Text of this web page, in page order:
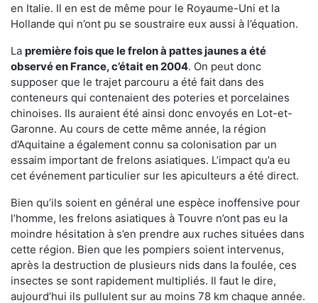
en Italie. Il en est de même pour le Royaume-Uni et la
Hollande qui n’ont pu se soustraire eux aussi à l’équation.
La première fois que le frelon à pattes jaunes a été
observé en France, c’était en 2004. On peut donc
supposer que le trajet parcouru a été fait dans des
conteneurs qui contenaient des poteries et porcelaines
chinoises. Ils auraient été ainsi donc envoyés en Lot-et-
Garonne. Au cours de cette même année, la région
d’Aquitaine a également connu sa colonisation par un
essaim important de frelons asiatiques. L’impact qu’a eu
cet événement particulier sur les apiculteurs a été direct.
Bien qu’ils soient en général une espèce inoffensive pour
l’homme, les frelons asiatiques à Touvre n’ont pas eu la
moindre hésitation à s’en prendre aux ruches situées dans
cette région. Bien que les pompiers soient intervenus,
après la destruction de plusieurs nids dans la foulée, ces
insectes se sont rapidement multipliés. Il faut le dire,
aujourd’hui ils pullulent sur au moins 78 km chaque année.